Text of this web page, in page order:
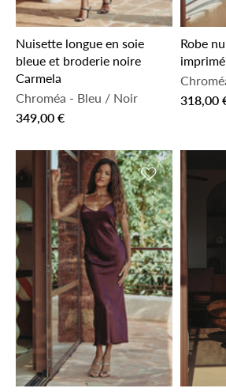
Nuisette longue en soie
bleue et broderie noire
Carmela
Chroméa - Bleu / Noir
349,00 €
Robe
318,00
Ajouter à la